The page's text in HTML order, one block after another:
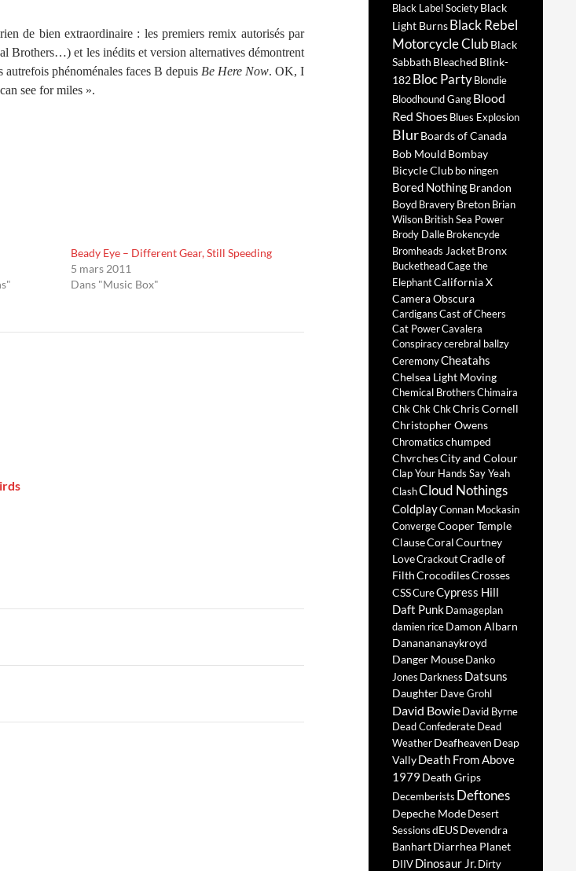
de bien extraordinaire : les premiers remix autorisés par
Brothers…) et les inédits et version alternatives démontrent
phénoménales faces B depuis Be Here Now. OK, I
see for miles ».
Beady Eye – Different Gear, Still Speeding
5 mars 2011
Dans "Music Box"
Black Label SocietyBlack
Light Burns Black Rebel
Motorcycle Club Black
Sabbath Bleached Blink-
182 Bloc PartyBlondie
Bloodhound GangBlood
Red ShoesBlues Explosion
BlurBoards of Canada
Bob Mould Bombay
Bicycle Clubbo ningen
Bored NothingBrandon
Boyd BraveryBreton Brian
WilsonBritish Sea Power
Brody DalleBrokencyde
Bromheads JacketBronx
BucketheadCage the
ElephantCalifornia X
Camera Obscura
CardigansCast of Cheers
Cat PowerCavalera
Conspiracycerebral ballzy
CeremonyCheatahs
Chelsea Light Moving
Chemical BrothersChimaira
Chk Chk ChkChris Cornell
Christopher Owens
Chromaticschumped
ChvrchesCity and Colour
Clap Your Hands Say Yeah
ClashCloud Nothings
ColdplayConnan Mockasin
ConvergeCooper Temple
ClauseCoralCourtney
LoveCrackoutCradle of
FilthCrocodilesCrosses
CSSCureCypress Hill
Daft PunkDamageplan
damien riceDamon Albarn
Dananananaykroyd
Danger MouseDanko
Jones Darkness Datsuns
DaughterDave Grohl
David BowieDavid Byrne
Dead ConfederateDead
WeatherDeafheaven Deap
VallyDeath From Above
1979 Death Grips
Decemberists Deftones
Depeche ModeDesert
SessionsdEUSDevendra
BanhartDiarrhea Planet
DIIVDinosaur Jr.Dirty